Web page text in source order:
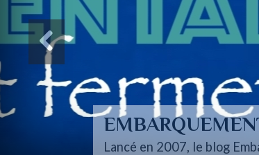
Lancé en 2007, le blog